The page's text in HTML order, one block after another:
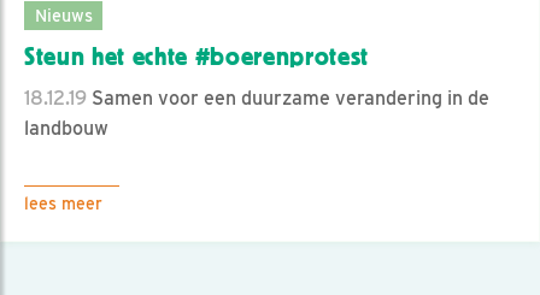
Nieuws
Steun het echte #boerenprotest
18.12.19 Samen voor een duurzame verandering in de
landbouw
lees meer